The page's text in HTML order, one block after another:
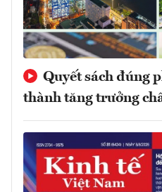
Quyết sách đúng
thành tăng trưởng